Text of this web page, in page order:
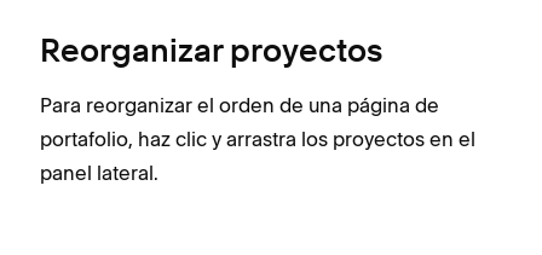
Reorganizar proyectos
Para reorganizar el orden de una página de
portafolio, haz clic y arrastra los proyectos en el
panel lateral.